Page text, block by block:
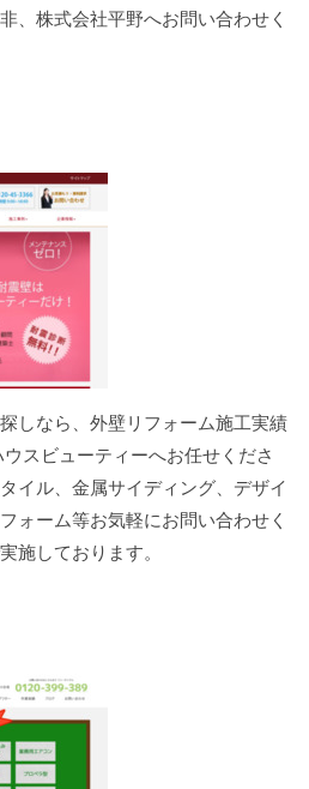
、株式会社平野へお問い合わせく
しなら、外壁リフォーム施工実績
スビューティーへお任せくださ
イル、金属サイディング、デザイ
ォーム等お気軽にお問い合わせく
施しております。